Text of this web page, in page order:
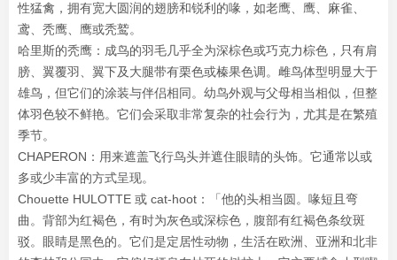
性猛禽，拥有宽大圆润的翅膀和锐利的喙，如老鹰、鹰、麻雀、
鸢、秃鹰、鹰或秃鹫。
哈里斯的秃鹰：成鸟的羽毛几乎全为深棕色或巧克力棕色，只有肩
膀、翼覆羽、翼下及大腿带有栗色或榛果色调。雌鸟体型明显大于
雄鸟，但它们的涂装与伴侣相同。幼鸟外观与父母相当相似，但整
体羽色较不鲜艳。它们会采取非常复杂的社会行为，尤其是在繁殖
季节。
CHAPERON：用来遮盖飞行鸟头并遮住眼睛的头饰。它通常以或
多或少丰富的方式呈现。
Chouette HULOTTE 或 cat-hoot：「他的头相当圆。喙短且弯
曲。背部为红褐色，有时为灰色或深棕色，腹部有红褐色条纹斑
驳。眼睛是黑色的。 它们是定居性动物，生活在欧洲、亚洲和北非